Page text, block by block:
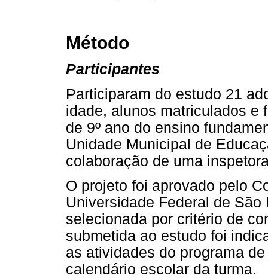
Método
Participantes
Participaram do estudo 21
idade, alunos matriculados e
de 9º ano do ensino
Unidade Municipal de
colaboração de uma
O projeto foi aprovado pelo
Universidade Federal de
selecionada por critério de
submetida ao estudo foi
as atividades do programa
calendário escolar da turma.